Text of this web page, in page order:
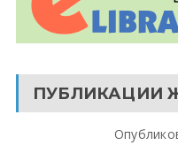
ПУБЛИКАЦИИ